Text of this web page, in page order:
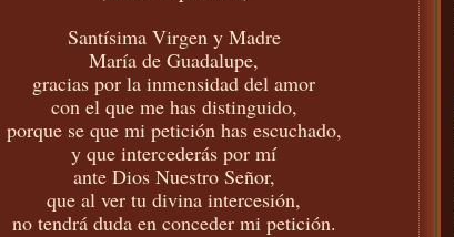
Santísima Virgen y Madre
María de Guadalupe,
gracias por la inmensidad del amor
con el que me has distinguido,
porque se que mi petición has escuchado,
y que intercederás por mí
ante Dios Nuestro Señor,
que al ver tu divina intercesión,
no tendrá duda en conceder mi petición.